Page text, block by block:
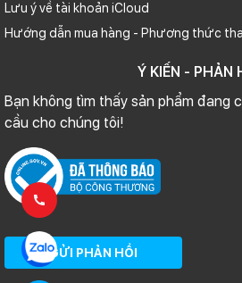
Lưu ý về tài khoản iCloud
Hướng dẫn mua hàng - Phương thức
Ý KIẾN - PHẢN
Bạn không tìm thấy sản phẩm đang
cầu cho chúng tôi!
GỬI PHẢN HỒI